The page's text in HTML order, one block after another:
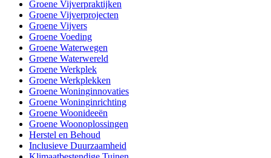
Groene Vijverpraktijken
Groene Vijverprojecten
Groene Vijvers
Groene Voeding
Groene Waterwegen
Groene Waterwereld
Groene Werkplek
Groene Werkplekken
Groene Woninginnovaties
Groene Woninginrichting
Groene Woonideeën
Groene Woonoplossingen
Herstel en Behoud
Inclusieve Duurzaamheid